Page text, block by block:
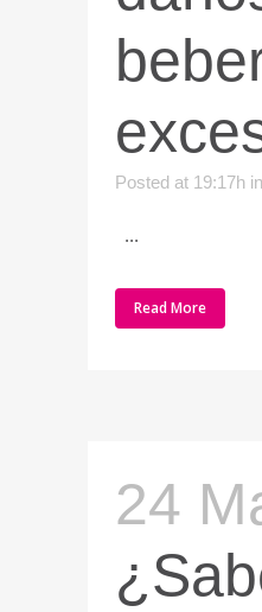
Posted at 19:17h in
...
Read More
24